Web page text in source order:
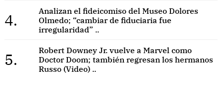
4.
Analizan el fideicomiso del Museo Dolores
Olmedo; “cambiar de fiduciaria fue
irregularidad” ..
5.
Robert Downey Jr. vuelve a Marvel como
Doctor Doom; también regresan los hermanos
Russo (Video) ..